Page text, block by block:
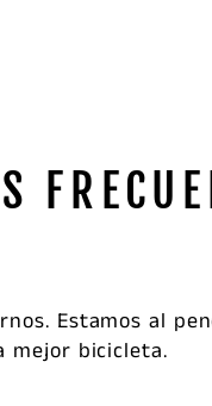
Estamos al
mejor bicicleta.